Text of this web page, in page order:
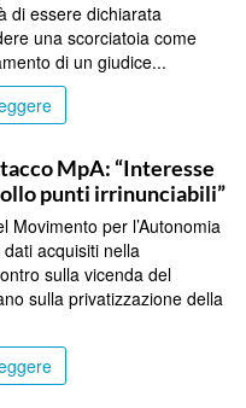
di essere dichiarata
una scorciatoia come
di un giudice...
MpA: “Interesse
punti irrinunciabili”
Movimento per l’Autonomia
acquisiti nella
sulla vicenda del
sulla privatizzazione della